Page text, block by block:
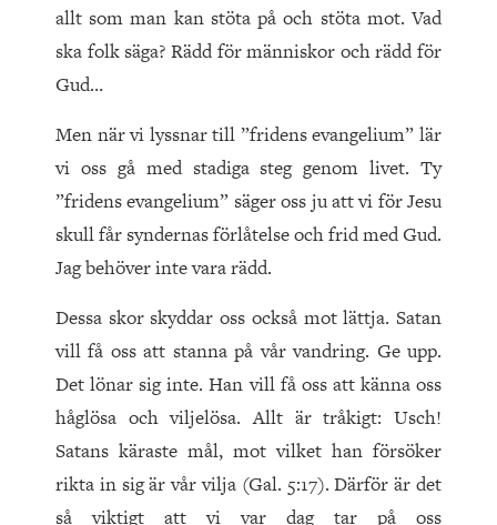
allt som man kan stöta på och stöta mot. Vad
ska folk säga? Rädd för människor och rädd för
Gud…
Men när vi lyssnar till ”fridens evangelium” lär
vi oss gå med stadiga steg genom livet. Ty
”fridens evangelium” säger oss ju att vi för Jesu
skull får syndernas förlåtelse och frid med Gud.
Jag behöver inte vara rädd.
Dessa skor skyddar oss också mot lättja. Satan
vill få oss att stanna på vår vandring. Ge upp.
Det lönar sig inte. Han vill få oss att känna oss
håglösa och viljelösa. Allt är tråkigt: Usch!
Satans käraste mål, mot vilket han försöker
rikta in sig är vår vilja (Gal. 5:17). Därför är det
så viktigt att vi var dag tar på oss